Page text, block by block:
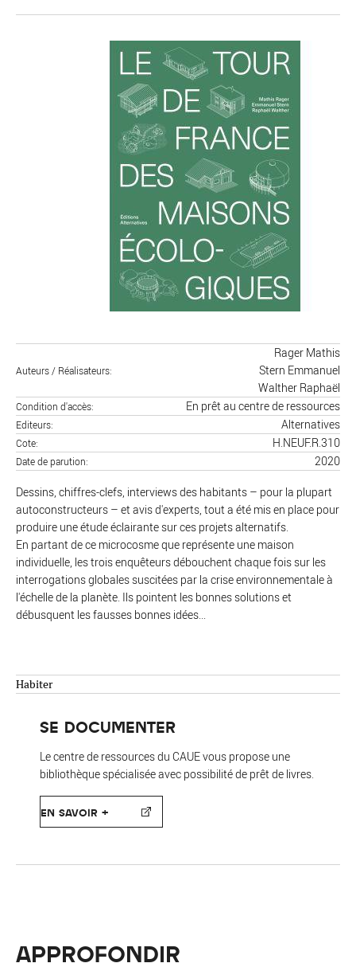
Habiter
SE DOCUMENTER
Le centre de ressources du CAUE vous propose une
bibliothèque spécialisée avec possibilité de prêt de livres.
EN SAVOIR +
Auteurs / Réalisateurs
Rager Mathis
Stern Emmanuel
Walther Raphaël
Condition d'accès En prêt au centre de ressources
Editeurs Alternatives
Cote H.NEUF.R.310
Date de parution 2020
Dessins, chiffres-clefs, interviews des habitants – pour la plupart
autoconstructeurs – et avis d'experts, tout a été mis en place pour
produire une étude éclairante sur ces projets alternatifs.
En partant de ce microcosme que représente une maison
individuelle, les trois enquêteurs débouchent chaque fois sur les
interrogations globales suscitées par la crise environnementale à
l'échelle de la planète. Ils pointent les bonnes solutions et
débusquent les fausses bonnes idées...
APPROFONDIR